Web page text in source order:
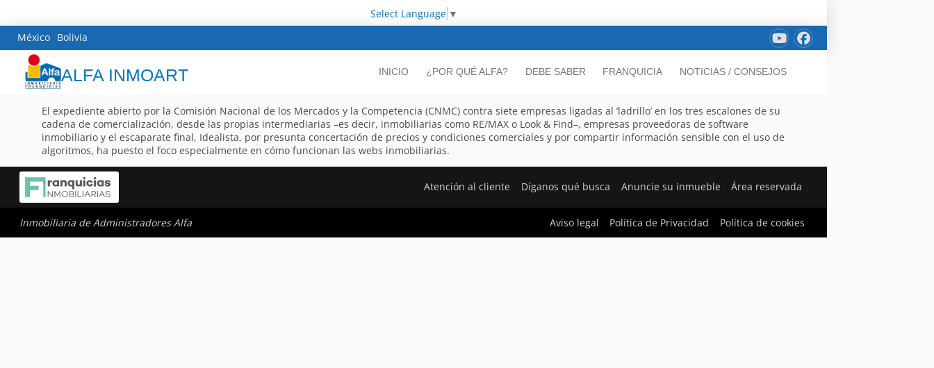
Select Language ▼
México Bolivia
ALFA INMOART INICIO ¿POR QUÉ ALFA? DEBE SABER FRANQUICIA NOTICIAS / CONSEJOS
El expediente abierto por la Comisión Nacional de los Mercados y la Competencia (CNMC) contra siete empresas ligadas al ‘ladrillo’ en los tres escalones de su
cadena de comercialización, desde las propias intermediarias –es decir, inmobiliarias como RE/MAX o Look & Find–, empresas proveedoras de software
inmobiliario y el escaparate final, Idealista, por presunta concertación de precios y condiciones comerciales y por compartir información sensible con el uso de
algoritmos, ha puesto el foco especialmente en cómo funcionan las webs inmobiliarias.
Atención al cliente Díganos qué busca Anuncie su inmueble Área reservada
Inmobiliaria de Administradores Alfa Aviso legal Política de Privacidad Política de cookies